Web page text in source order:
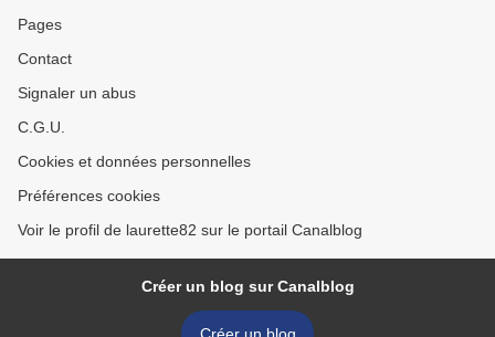
Pages
Contact
Signaler un abus
C.G.U.
Cookies et données personnelles
Préférences cookies
Voir le profil de laurette82 sur le portail Canalblog
Créer un blog sur Canalblog